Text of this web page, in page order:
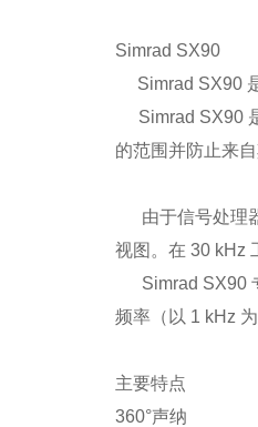
Simrad SX90
Simrad SX90
Simrad SX90
的范围并防止来
由于信号处理
视图。在 30 kHz
Simrad SX90
频率（以 1 kHz
主要特点
360°声纳